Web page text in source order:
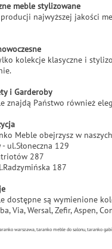
meble stylizowane
producji najwyższej jakości
kolekcje klasyczne i
i Garderoby
znajdą Państwo również
Meble obejrzysz w
ul.Słoneczna 129
287
187
dostępne są wymienione
Via, Wersal, Zefir, Aspen,
warszawa, taranko meble do salonu, taranko